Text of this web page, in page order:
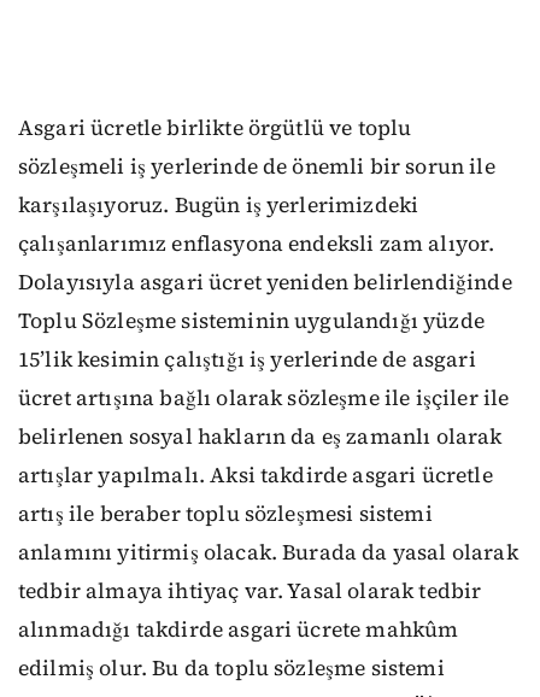
Asgari ücretle birlikte örgütlü ve toplu
sözleşmeli iş yerlerinde de önemli bir sorun ile
karşılaşıyoruz. Bugün iş yerlerimizdeki
çalışanlarımız enflasyona endeksli zam alıyor.
Dolayısıyla asgari ücret yeniden belirlendiğinde
Toplu Sözleşme sisteminin uygulandığı yüzde
15’lik kesimin çalıştığı iş yerlerinde de asgari
ücret artışına bağlı olarak sözleşme ile işçiler ile
belirlenen sosyal hakların da eş zamanlı olarak
artışlar yapılmalı. Aksi takdirde asgari ücretle
artış ile beraber toplu sözleşmesi sistemi
anlamını yitirmiş olacak. Burada da yasal olarak
tedbir almaya ihtiyaç var. Yasal olarak tedbir
alınmadığı takdirde asgari ücrete mahkûm
edilmiş olur. Bu da toplu sözleşme sistemi